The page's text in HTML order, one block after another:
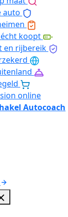
auto
koopt
en rijbereik
online
Autocoach